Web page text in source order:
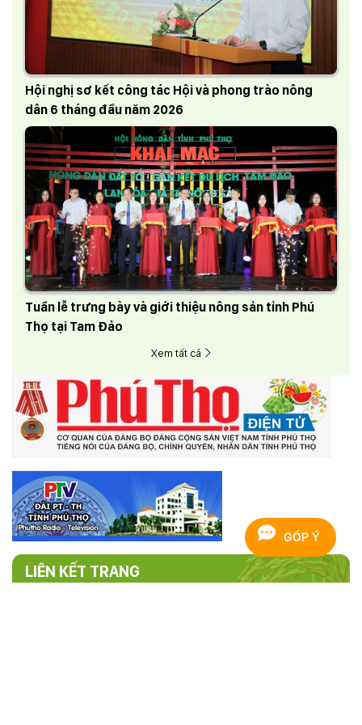
Hội nghị sơ kết công tác Hội và phong trào nông
dân 6 tháng đầu năm 2026
Tuần lễ trưng bày và giới thiệu nông sản tỉnh Phú
Thọ tại Tam Đảo
Xem tất cả
LIÊN KẾT TRANG
GÓP Ý